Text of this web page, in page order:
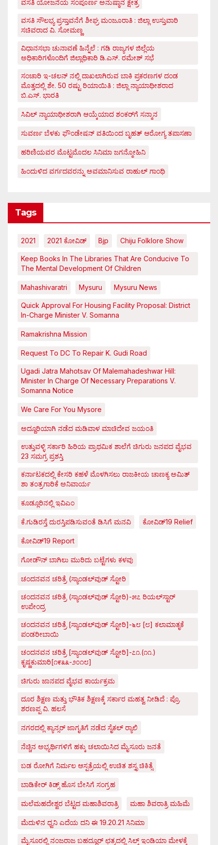
ವಸತಿ ಯೋಜನೆಯ ಸಂಪೂರ್ಣ ಅನುಷ್ಠಾನ ಕ್ಷೇತ್ರ
ವಸತಿ ಸೌಲಭ್ಯ ಪ್ರಸ್ತಾವನೆಗೆ ಶೀಘ್ರ ಮಂಜೂರಾತಿ : ಜಿಲ್ಲಾ ಉಸ್ತುವಾರಿ
ಸಚಿವರಾದ ವಿ. ಸೋಮಣ್ಣ
ವಿಧಾನಸಭಾ ಚುನಾವಣೆ ಹಿನ್ನೆಲೆ : ಗಡಿ ರಾಜ್ಯಗಳ ಜಿಲ್ಲೆಯ
ಅಧಿಕಾರಿಗಳೊಂದಿಗೆ ಜಿಲ್ಲಾಧಿಕಾರಿ ಡಿ.ಎಸ್. ರಮೇಶ್ ಸಭೆ
ಸಂಚಾರಿ ಇ-ಚಲನ್ ನಲ್ಲಿ ದಾಖಲಾಗಿರುವ ಬಾಕಿ ಪ್ರಕರಣಗಳ ದಂಡ
ಮೊತ್ತದಲ್ಲಿ ಶೇ. 50 ರಷ್ಟು ರಿಯಾಯಿತಿ : ಜಿಲ್ಲಾ ನ್ಯಾಯಾಧೀಶರಾದ
ಬಿ.ಎಸ್. ಭಾರತಿ
ಸಿವಿಲ್ ನ್ಯಾಯಾಧೀಶರಾಗಿ ಆಯ್ಕೆಯಾದ ಶಂಕರ್‌ಗೆ ಸನ್ಮಾನ
ಸುವರ್ಣ ಬೆಳಕು ಫೌಂಡೇಷನ್ ವತಿಯಿಂದ ಬೃಹತ್ ಆರೋಗ್ಯ ತಪಾಸಣಾ
ಹರಿಣಿಯವರ ಮೊಟ್ಟಮೊದಲ ಸಿನಿಮಾ ಜಗನ್ಮೋಹಿನಿ
ಹಿಂದುಳಿದ ವರ್ಗದವರನ್ನು ಅವಮಾನಿಸುವ ರಾಹುಲ್ ಗಾಂಧಿ
Tags
2021 2021 ಕೋವಿಡ್‌ Bjp Chiju Folklore Show
Keep Books In The Libraries That Are Conducive To
The Mental Development Of Children
Mahashivaratri Mysuru Mysuru News
Quick Approval For Housing Facility Proposal: District
In-Charge Minister V. Somanna
Ramakrishna Mission
Request To DC To Repair K. Gudi Road
Ugadi Jatra Mahotsav Of Malemahadeshwar Hill:
Minister In Charge Of Necessary Preparations V.
Somanna Notice
We Care For You Mysore
ಅದ್ದೂರಿಯಾಗಿ ನಡೆದ ಮಡಿವಾಳ ಮಾಚಿದೇವ ಜಯಂತಿ
ಉತ್ತುವಳ್ಳಿ ಸರ್ಕಾರಿ ಹಿರಿಯ ಪ್ರಾಥಮಿಕ ಶಾಲೆಗೆ ಚಿಗುರು ಜನಪದ ವೈಭವ
23 ಸಮಗ್ರ ಪ್ರಶಸ್ತಿ
ಕರ್ನಾಟಕದಲ್ಲಿ ಕೇಸರಿ ಕಹಳೆ ಮೊಳಗಿಸಲು ರಾಜಕೀಯ ಚಾಣಕ್ಯ ಅಮಿತ್
ಶಾ ತಂತ್ರಗಾರಿಕೆ ಅನಿವಾರ್ಯ
ಕೂಡ್ಲೂರಿನಲ್ಲಿ ಇವಿಎಂ
ಕೆ.ಗುಡಿರಸ್ತೆ ದುರಸ್ತಿಪಡಿಸುವಂತೆ ಡಿಸಿಗೆ ಮನವಿ ಕೋವಿಡ್‌19 Relief
ಕೋವಿಡ್‌19 Report
ಗೋಡೌನ್ ಬಾಗಿಲು ಮುರಿದು ಬಟ್ಟೆಗಳು ಕಳವು
ಚಂದನವನ ಚರಿತ್ರೆ (ಸ್ಯಾಂಡಲ್‌ವುಡ್ ಸ್ಟೋರಿ
ಚಂದನವನ ಚರಿತ್ರೆ (ಸ್ಯಾಂಡಲ್‌ವುಡ್ ಸ್ಟೋರಿ)-೫೭ ರಿಯಲ್‌ಸ್ಟಾರ್
ಉಪೇಂದ್ರ
ಚಂದನವನ ಚರಿತ್ರೆ [ಸ್ಯಾಂಡಲ್‌ವುಡ್ ಸ್ಟೋರಿ]-೬೮ [೮] ಕಲಾಮಾತೃಕೆ
ಪಂಡರೀಬಾಯಿ
ಚಂದನವನ ಚರಿತ್ರೆ [ಸ್ಯಾಂಡಲ್‌ವುಡ್ ಸ್ಟೋರಿ]-೭೧.(೧೧.)
ಕೃಷ್ಣಕುಮಾರಿ[೧೯೩೩-೨೦೧೮]
ಚಿಗುರು ಜಾನಪದ ವೈಭವ ಕಾರ್ಯಕ್ರಮ
ದೂರ ಶಿಕ್ಷಣ ಮತ್ತು ಭೌತಿಕ ಶಿಕ್ಷಣಕ್ಕೆ ಸರ್ಕಾರ ಮಹತ್ವ ನೀಡಿದೆ : ಪ್ರೊ.
ಶರಣಪ್ಪ ವಿ. ಹಲಸೆ
ನಗರದಲ್ಲಿ ಕ್ಯಾನ್ಸರ್ ಜಾಗೃತಿಗೆ ನಡೆದ ಸೈಕಲ್ ರ್‍ಯಾಲಿ
ನೆಚ್ಚಿನ ಅಭ್ಯರ್ಥಿಗಳಿಗೆ ಹಕ್ಕು ಚಲಾಯಿಸಿದ ಮೈಸೂರು ಜನತೆ
ಬಡ ರೋಗಿಗೆ ನಿರ್ಮಲ ಆಸ್ಪತ್ರೆಯಲ್ಲಿ ಉಚಿತ ಶಸ್ತೃ ಚಿಕಿತ್ಸೆ
ಬಾಡಿಕೇರ್ ಕಿಡ್ಸ್ ಹೊಸ ಬೇಸಿಗೆ ಸಂಗ್ರಹ
ಮಲೆಮಹದೇಶ್ವರ ಬೆಟ್ಟದ ಮಹಾಶಿವರಾತ್ರಿ ಮಹಾ ಶಿವರಾತ್ರಿ ಮಹಿಮೆ
ಮೆದುಳಿನ ಧ್ವನಿ ಎದೆಯ ದನಿ ಈ 19.20.21 ಸಿನಿಮಾ
ಮೈಸೂರಲ್ಲಿ ನಂಜರಾಜ ಬಹದ್ದೂರ್ ಛತ್ರದಲ್ಲಿ ಸಿಲ್ಕ್ ಇಂಡಿಯಾ ಮೇಳಕ್ಕೆ